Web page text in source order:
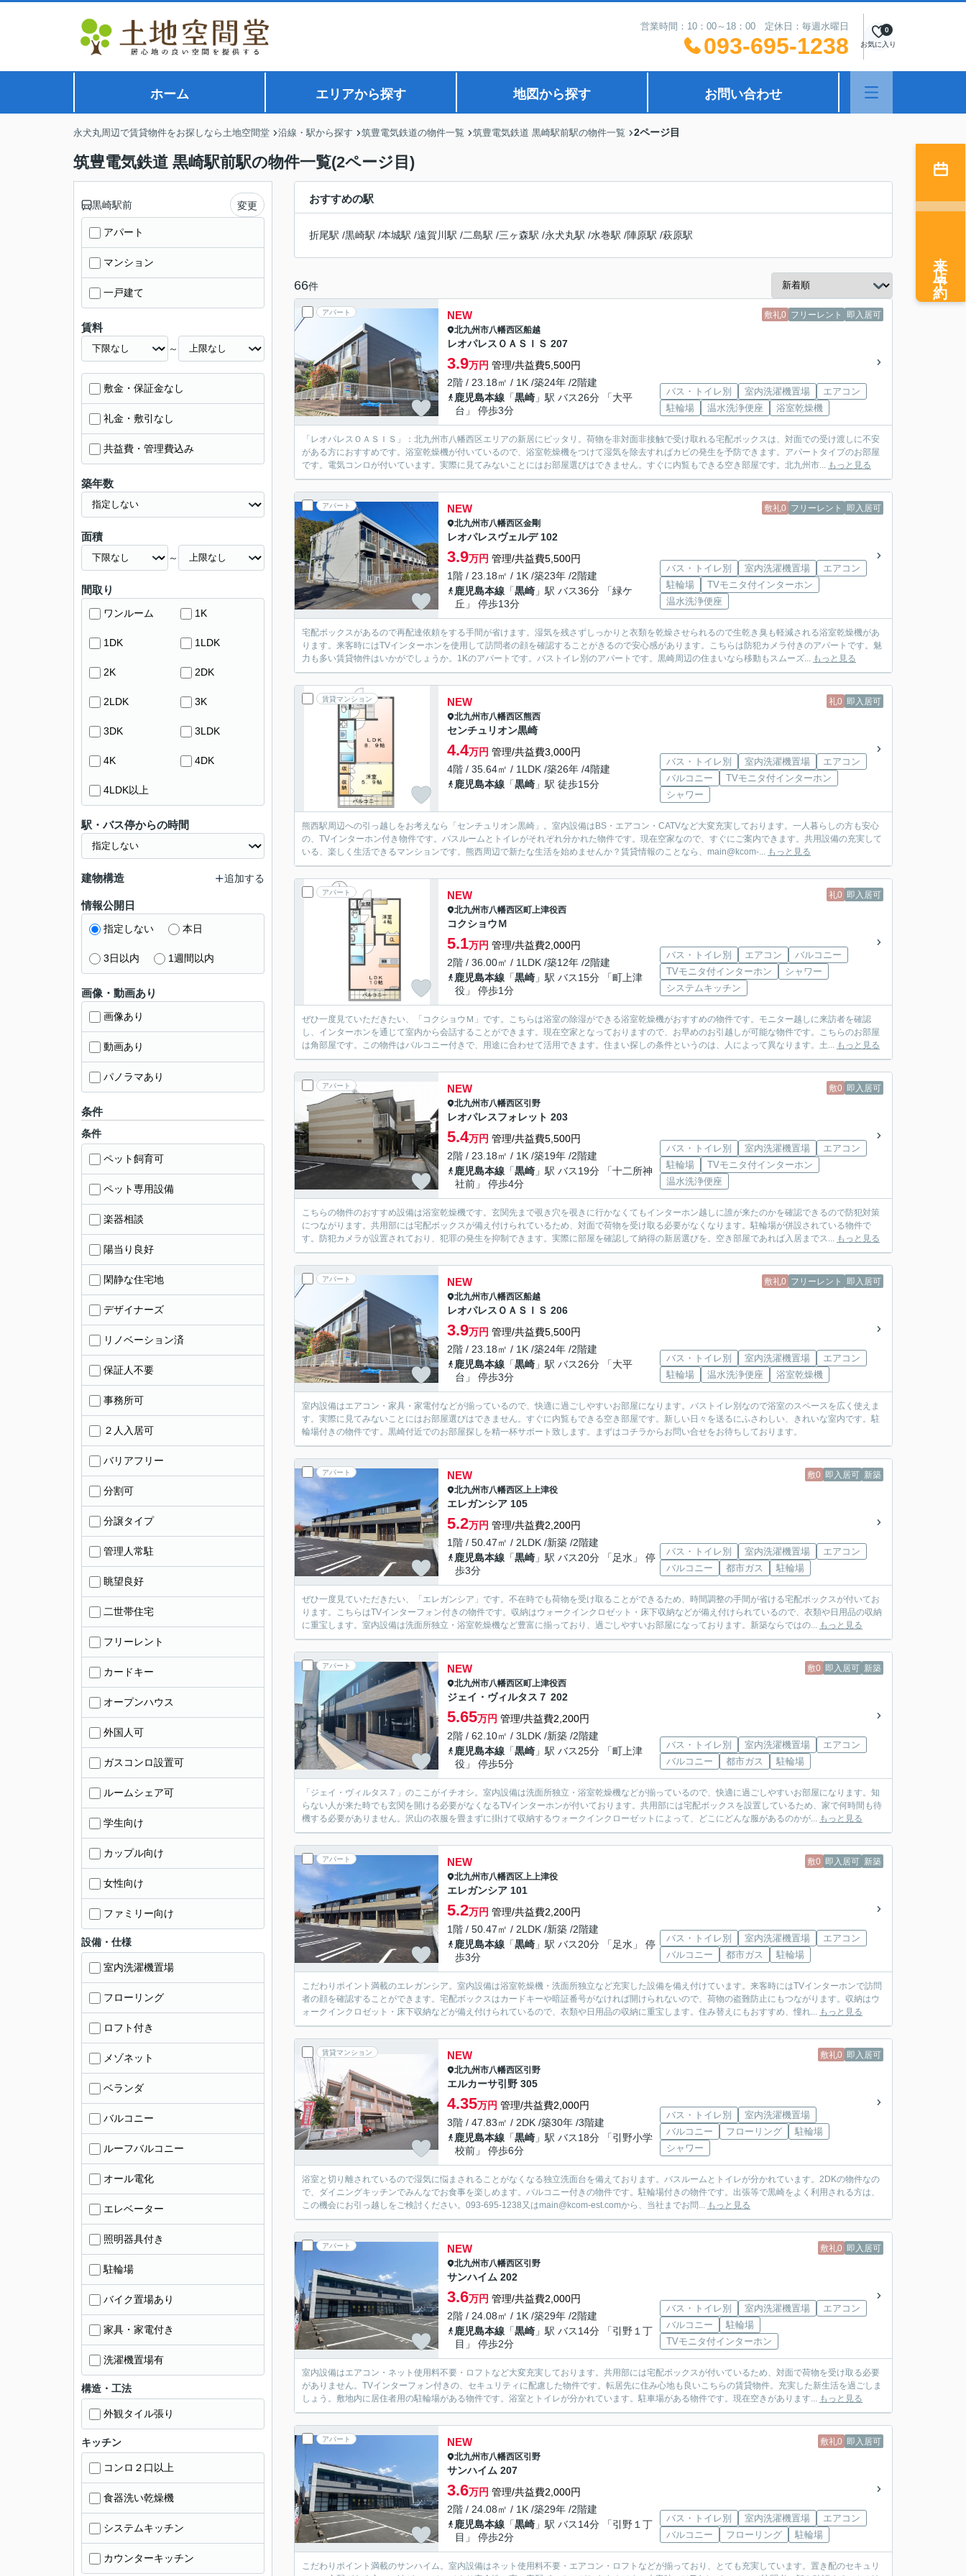
営業時間：10：00～18：00 定休日：毎週水曜日
093-695-1238 お気に入り
0
ホーム エリアから探す 地図から探す お問い合わせ
永犬丸周辺で賃貸物件をお探しなら土地空間堂 沿線・駅から探す 筑豊電気鉄道の物件一覧 筑豊電気鉄道 黒崎駅前駅の物件一覧 2ページ目
筑豊電気鉄道 黒崎駅前駅の物件一覧(2ページ目)
おすすめの駅
折尾駅 /黒崎駅 /本城駅 /遠賀川駅 /二島駅 /三ヶ森駅 /永犬丸駅 /水巻駅 /陣原駅 /萩原駅
66件
アパート 敷礼0 フリーレント 即入居可
NEW
北九州市八幡西区船越
レオパレスＯＡＳＩＳ 207
3.9万円 管理/共益費5,500円
2階 / 23.18㎡ / 1K /築24年 /2階建
鹿児島本線 「黒崎 」駅 バス26分 「大平
台」 停歩3分
バス・トイレ別 室内洗濯機置場
エアコン
駐輪場
温水洗浄便座 浴室乾燥機
「レオパレスＯＡＳＩＳ」：北九州市八幡西区エリアの新居にピッタリ。荷物を非対面非接触で受け取れる宅配ボックスは、対面での受け渡しに不安
がある方におすすめです。浴室乾燥機が付いているので、浴室乾燥機をつけて湿気を除去すればカビの発生を予防できます。アパートタイプのお部屋
です。電気コンロが付いています。実際に見てみないことにはお部屋選びはできません。すぐに内覧もできる空き部屋です。北九州市... もっと見る
アパート 敷礼0 フリーレント 即入居可
NEW
北九州市八幡西区金剛
レオパレスヴェルデ 102
3.9万円 管理/共益費5,500円
1階 / 23.18㎡ / 1K /築23年 /2階建
鹿児島本線 「黒崎 」駅 バス36分 「緑ケ
丘」 停歩13分
バス・トイレ別 室内洗濯機置場
エアコン
駐輪場
TVモニタ付インターホン
温水洗浄便座
宅配ボックスがあるので再配達依頼をする手間が省けます。湿気を残さずしっかりと衣類を乾燥させられるので生乾き臭も軽減される浴室乾燥機があ
ります。来客時にはTVインターホンを使用して訪問者の顔を確認することがきるので安心感があります。こちらは防犯カメラ付きのアパートです。魅
力も多い賃貸物件はいかがでしょうか。1Kのアパートです。バストイレ別のアパートです。黒崎周辺の住まいなら移動もスムーズ... もっと見る
賃貸マンション 礼0 即入居可
NEW
北九州市八幡西区熊西
センチュリオン黒崎
4.4万円 管理/共益費3,000円
4階 / 35.64㎡ / 1LDK /築26年 /4階建
鹿児島本線 「黒崎 」駅 徒歩15分
バス・トイレ別 室内洗濯機置場
エアコン
バルコニー
TVモニタ付インターホン
シャワー
熊西駅周辺への引っ越しをお考えなら「センチュリオン黒崎」。室内設備はBS・エアコン・CATVなど大変充実しております。一人暮らしの方も安心
の、TVインターホン付き物件です。バスルームとトイレがそれぞれ分かれた物件です。現在空家なので、すぐにご案内できます。共用設備の充実して
いる、楽しく生活できるマンションです。熊西周辺で新たな生活を始めませんか？賃貸情報のことなら、main@kcom-... もっと見る
アパート 礼0 即入居可
NEW
北九州市八幡西区町上津役西
コクショウＭ
5.1万円 管理/共益費2,000円
2階 / 36.00㎡ / 1LDK /築12年 /2階建
鹿児島本線 「黒崎 」駅 バス15分 「町上津
役」 停歩1分
バス・トイレ別 エアコン
バルコニー
TVモニタ付インターホン
シャワー
システムキッチン
ぜひ一度見ていただきたい、「コクショウＭ」です。こちらは浴室の除湿ができる浴室乾燥機がおすすめの物件です。モニター越しに来訪者を確認
し、インターホンを通じて室内から会話することができます。現在空家となっておりますので、お早めのお引越しが可能な物件です。こちらのお部屋
は角部屋です。この物件はバルコニー付きで、用途に合わせて活用できます。住まい探しの条件というのは、人によって異なります。土... もっと見る
アパート 敷0 即入居可
NEW
北九州市八幡西区引野
レオパレスフォレット 203
5.4万円 管理/共益費5,500円
2階 / 23.18㎡ / 1K /築19年 /2階建
鹿児島本線 「黒崎 」駅 バス19分 「十二所神
社前」 停歩4分
バス・トイレ別 室内洗濯機置場
エアコン
駐輪場
TVモニタ付インターホン
温水洗浄便座
こちらの物件のおすすめ設備は浴室乾燥機です。玄関先まで覗き穴を覗きに行かなくてもインターホン越しに誰が来たのかを確認できるので防犯対策
につながります。共用部には宅配ボックスが備え付けられているため、対面で荷物を受け取る必要がなくなります。駐輪場が併設されている物件で
す。防犯カメラが設置されており、犯罪の発生を抑制できます。実際に部屋を確認して納得の新居選びを。空き部屋であれば入居までス... もっと見る
アパート 敷礼0 フリーレント 即入居可
NEW
北九州市八幡西区船越
レオパレスＯＡＳＩＳ 206
3.9万円 管理/共益費5,500円
2階 / 23.18㎡ / 1K /築24年 /2階建
鹿児島本線 「黒崎 」駅 バス26分 「大平
台」 停歩3分
バス・トイレ別 室内洗濯機置場
エアコン
駐輪場
温水洗浄便座 浴室乾燥機
室内設備はエアコン・家具・家電付などが揃っているので、快適に過ごしやすいお部屋になります。バストイレ別なので浴室のスペースを広く使えま
す。実際に見てみないことにはお部屋選びはできません。すぐに内覧もできる空き部屋です。新しい日々を送るにふさわしい、きれいな室内です。駐
輪場付きの物件です。黒崎付近でのお部屋探しを精一杯サポート致します。まずはコチラからお問い合せをお待ちしております。
アパート 敷0 即入居可 新築
NEW
北九州市八幡西区上上津役
エレガンシア 105
5.2万円 管理/共益費2,200円
1階 / 50.47㎡ / 2LDK /新築 /2階建
鹿児島本線 「黒崎 」駅 バス20分 「足水」 停
歩3分
バス・トイレ別 室内洗濯機置場
エアコン
バルコニー
都市ガス 駐輪場
ぜひ一度見ていただきたい、「エレガンシア」です。不在時でも荷物を受け取ることができるため、時間調整の手間が省ける宅配ボックスが付いてお
ります。こちらはTVインターフォン付きの物件です。収納はウォークインクロゼット・床下収納などが備え付けられているので、衣類や日用品の収納
に重宝します。室内設備は洗面所独立・浴室乾燥機など豊富に揃っており、過ごしやすいお部屋になっております。新築ならではの... もっと見る
アパート 敷0 即入居可 新築
NEW
北九州市八幡西区町上津役西
ジェイ・ヴィルタス７ 202
5.65万円 管理/共益費2,200円
2階 / 62.10㎡ / 3LDK /新築 /2階建
鹿児島本線 「黒崎 」駅 バス25分 「町上津
役」 停歩5分
バス・トイレ別 室内洗濯機置場
エアコン
バルコニー
都市ガス 駐輪場
「ジェイ・ヴィルタス７」のここがイチオシ。室内設備は洗面所独立・浴室乾燥機などが揃っているので、快適に過ごしやすいお部屋になります。知
らない人が来た時でも玄関を開ける必要がなくなるTVインターホンが付いております。共用部には宅配ボックスを設置しているため、家で何時間も待
機する必要がありません。沢山の衣服を畳まずに掛けて収納するウォークインクローゼットによって、どこにどんな服があるのかが... もっと見る
アパート 敷0 即入居可 新築
NEW
北九州市八幡西区上上津役
エレガンシア 101
5.2万円 管理/共益費2,200円
1階 / 50.47㎡ / 2LDK /新築 /2階建
鹿児島本線 「黒崎 」駅 バス20分 「足水」 停
歩3分
バス・トイレ別 室内洗濯機置場
エアコン
バルコニー
都市ガス 駐輪場
こだわりポイント満載のエレガンシア。室内設備は浴室乾燥機・洗面所独立など充実した設備を備え付けています。来客時にはTVインターホンで訪問
者の顔を確認することができます。宅配ボックスはカードキーや暗証番号がなければ開けられないので、荷物の盗難防止にもつながります。収納はウ
ォークインクロゼット・床下収納などが備え付けられているので、衣類や日用品の収納に重宝します。住み替えにもおすすめ、憧れ... もっと見る
賃貸マンション 敷礼0 即入居可
NEW
北九州市八幡西区引野
エルカーサ引野 305
4.35万円 管理/共益費2,000円
3階 / 47.83㎡ / 2DK /築30年 /3階建
鹿児島本線 「黒崎 」駅 バス18分 「引野小学
校前」 停歩6分
バス・トイレ別
室内洗濯機置場
バルコニー
フローリング
駐輪場
シャワー
浴室と切り離されているので湿気に悩まされることがなくなる独立洗面台を備えております。バスルームとトイレが分かれています。2DKの物件なの
で、ダイニングキッチンでみんなでお食事を楽しめます。バルコニー付きの物件です。駐輪場付きの物件です。出張等で黒崎をよく利用される方は、
この機会にお引っ越しをご検討ください。093-695-1238又はmain@kcom-est.comから、当社までお問... もっと見る
アパート 敷礼0 即入居可
NEW
北九州市八幡西区引野
サンハイム 202
3.6万円 管理/共益費2,000円
2階 / 24.08㎡ / 1K /築29年 /2階建
鹿児島本線 「黒崎 」駅 バス14分 「引野１丁
目」 停歩2分
バス・トイレ別 室内洗濯機置場
エアコン
バルコニー
駐輪場
TVモニタ付インターホン
室内設備はエアコン・ネット使用料不要・ロフトなど大変充実しております。共用部には宅配ボックスが付いているため、対面で荷物を受け取る必要
がありません。TVインターフォン付きの、セキュリティに配慮した物件です。転居先に住み心地も良いこちらの賃貸物件。充実した新生活を過ごしま
しょう。敷地内に居住者用の駐輪場がある物件です。浴室とトイレが分かれています。駐車場がある物件です。現在空きがあります... もっと見る
アパート 敷礼0 即入居可
NEW
北九州市八幡西区引野
サンハイム 207
3.6万円 管理/共益費2,000円
2階 / 24.08㎡ / 1K /築29年 /2階建
鹿児島本線 「黒崎 」駅 バス14分 「引野１丁
目」 停歩2分
バス・トイレ別 室内洗濯機置場
エアコン
バルコニー
フローリング 駐輪場
こだわりポイント満載のサンハイム。室内設備はネット使用料不要・エアコン・ロフトなどが揃っており、とても充実しています。置き配のセキュリ
黒崎駅前 変更
アパート
マンション
一戸建て
賃料
～
敷金・保証金なし
礼金・敷引なし
共益費・管理費込み
築年数
面積
～
間取り
ワンルーム 1K
1DK 1LDK
2K 2DK
2LDK 3K
3DK 3LDK
4K 4DK
4LDK以上
駅・バス停からの時間
建物構造 追加する
情報公開日
指定しない 本日
3日以内 1週間以内
画像・動画あり
画像あり
動画あり
パノラマあり
条件
条件
ペット飼育可
ペット専用設備
楽器相談
陽当り良好
閑静な住宅地
デザイナーズ
リノベーション済
保証人不要
事務所可
２人入居可
バリアフリー
分割可
分譲タイプ
管理人常駐
眺望良好
二世帯住宅
フリーレント
カードキー
オープンハウス
外国人可
ガスコンロ設置可
ルームシェア可
学生向け
カップル向け
女性向け
ファミリー向け
設備・仕様
室内洗濯機置場
フローリング
ロフト付き
メゾネット
ベランダ
バルコニー
ルーフバルコニー
オール電化
エレベーター
照明器具付き
駐輪場
バイク置場あり
家具・家電付き
洗濯機置場有
構造・工法
外観タイル張り
キッチン
コンロ２口以上
食器洗い乾燥機
システムキッチン
カウンターキッチン
来店予約